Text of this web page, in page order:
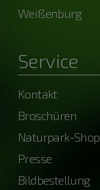
Weißenburg
Service
Kontakt
Broschüren
Naturpark-Shop
Presse
Bildbestellung